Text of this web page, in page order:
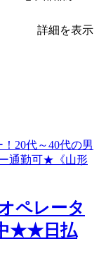
詳細を表示
ペレータ
中★★日払